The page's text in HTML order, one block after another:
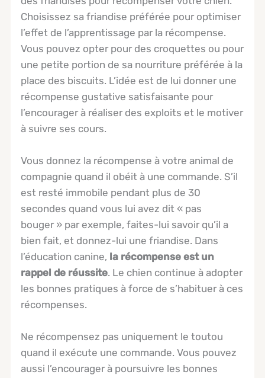
Choisissez sa friandise préférée pour optimiser
l’effet de l’apprentissage par la récompense.
Vous pouvez opter pour des croquettes ou pour
une petite portion de sa nourriture préférée à la
place des biscuits. L’idée est de lui donner une
récompense gustative satisfaisante pour
l’encourager à réaliser des exploits et le motiver
à suivre ses cours.
Vous donnez la récompense à votre animal de
compagnie quand il obéit à une commande. S’il
est resté immobile pendant plus de 30
secondes quand vous lui avez dit « pas
bouger » par exemple, faites-lui savoir qu’il a
bien fait, et donnez-lui une friandise. Dans
l’éducation canine, la récompense est un
rappel de réussite. Le chien continue à adopter
les bonnes pratiques à force de s’habituer à ces
récompenses.
Ne récompensez pas uniquement le toutou
quand il exécute une commande. Vous pouvez
aussi l’encourager à poursuivre les bonnes